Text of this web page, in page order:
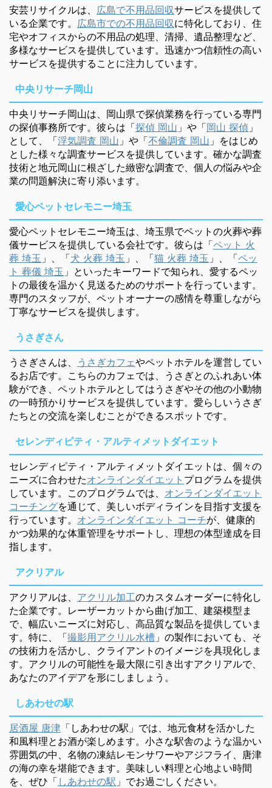
安芸リサイクルは、 広島で不用品回収サービスを提供して
いる企業です。 広島市での不用品回収に特化しており、住
宅やオフィスからの不用品の処理、清掃、遺品整理など、
多様なサービスを提供しています。迅速かつ信頼性の高い
サービスを提供することに注力しています。
中央リサーチ岡山
中央リサーチ岡山は、岡山県で探偵業務を行っている専門
の探偵事務所です。彼らは「探偵 岡山 」や「岡山 探偵 」
として、「浮気調査 岡山 」や「不倫調査 岡山 」をはじめ
とした様々な調査サービスを提供しています。確かな調査
技術と地元岡山に根ざした緻密な調査で、個人の悩みや企
業の問題解決に寄り添います。
愛心ペットセレモニー埼玉
愛心ペットセレモニー埼玉は、埼玉県でペットの火葬や葬
儀サービスを提供している会社です。彼らは「ペット 火
葬 埼玉 」、「犬 火葬 埼玉 」、「猫 火葬 埼玉 」、「ペッ
ト 葬儀 埼玉 」といったキーワードで知られ、愛するペッ
トの最後を温かく見送るためのサポートを行っています。
専門のスタッフが、ペットオーナーの感情を尊重しながら
丁寧なサービスを提供します。
うさぎさん
うさぎさんは、 うさぎカフェやペットホテルを運営してい
るお店です。こちらのカフェでは、うさぎとのふれあい体
験ができ、ペットホテルとしてはうさぎやその他の小動物
の一時預かりサービスを提供しています。愛らしいうさぎ
たちとの交流を楽しむことができるスポットです。
セレンディピティ・アルティメットダイエット
セレンディピティ・アルティメットダイエットは、個々の
ニーズに合わせたオンラインダイエット プログラムを提供
しています。このプログラムでは、 オンラインダイエット
コーチングを通じて、美しいボディラインを目指す支援を
行っています。 オンラインダイエット コーチが、健康的
かつ効果的な体重管理をサポートし、理想の体型達成を目
指します。
アクリアル
アクリアルは、 アクリル加工のカスタムオーダーに特化し
た企業です。レーザーカットから曲げ加工、建築模型ま
で、幅広いニーズに対応し、高品質な製品を提供していま
す。特に、「撮影用アクリル水槽 」の製作においても、そ
の技術力を活かし、クライアントのイメージを具現化しま
す。アクリルの可能性を最大限に引き出すアクリアルで、
あなたのアイデアを形にしましょう。
しあわせの駅
居酒屋 唐津 「しあわせの駅」では、地元食材を活かした
和風料理とお酒が楽しめます。小さな駅舎のような温かい
雰囲気の中、名物の凍結レモンサワーやアジフライ、唐津
の海の幸を堪能できます。美味しい料理と心地よい時間
を、ぜひ「 しあわせの駅 」でお過ごしください。